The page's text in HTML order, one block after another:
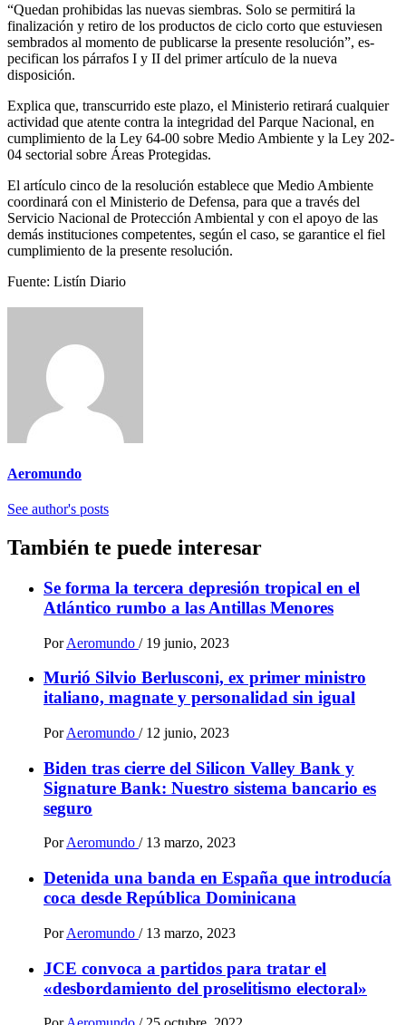
“Quedan prohibidas las nuevas siembras. Solo se permitirá la
finalización y re­tiro de los productos de ciclo corto que estuviesen
sembra­dos al momento de publicar­se la presente resolución”, es­
pecifican los párrafos I y II del primer artículo de la nueva
disposición.
Explica que, transcurrido este plazo, el Ministerio reti­rará cualquier
actividad que atente contra la integridad del Parque Nacional, en
cum­plimiento de la Ley 64-00 so­bre Medio Ambiente y la Ley 202-
04 sectorial sobre Áreas Protegidas.
El artículo cinco de la re­solución establece que Me­dio Ambiente
coordinará con el Ministerio de Defen­sa, para que a través del
Servicio Nacional de Pro­tección Ambiental y con el apoyo de las
demás insti­tuciones competentes, se­gún el caso, se garantice el fiel
cumplimiento de la presente resolución.
Fuente: Listín Diario
Aeromundo
See author's posts
También te puede interesar
Se forma la tercera depresión tropical en el
Atlántico rumbo a las Antillas Menores
Por Aeromundo / 19 junio, 2023
Murió Silvio Berlusconi, ex primer ministro
italiano, magnate y personalidad sin igual
Por Aeromundo / 12 junio, 2023
Biden tras cierre del Silicon Valley Bank y
Signature Bank: Nuestro sistema bancario es
seguro
PorAeromundo / 13 marzo, 2023
Detenida una banda en España que introducía
coca desde República Dominicana
Por Aeromundo / 13 marzo, 2023
JCE convoca a partidos para tratar el
«desbordamiento del proselitismo electoral»